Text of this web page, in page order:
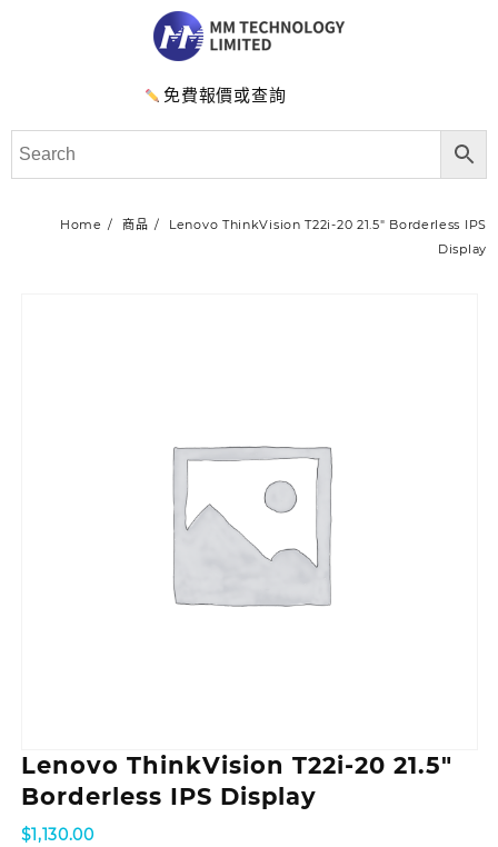
免費報價或查詢
Home 商品
Lenovo ThinkVision T22i-20 21.5″ Borderless IPS
Display
Lenovo ThinkVision T22i-20 21.5″
Borderless IPS Display
$1,130.00